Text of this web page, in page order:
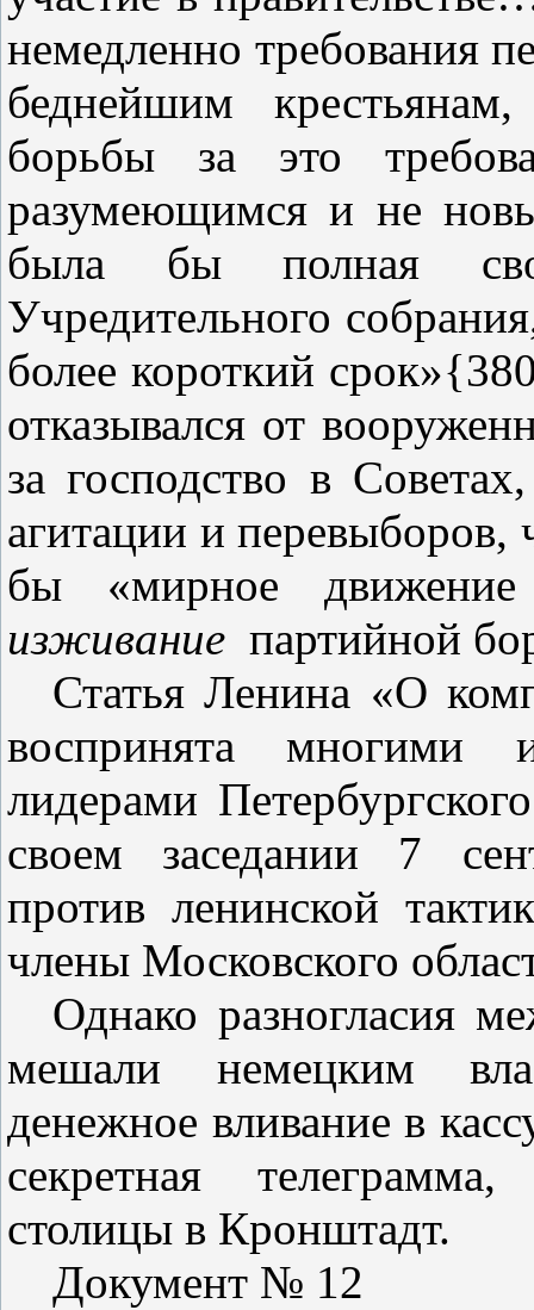
немедленно требования
беднейшим
борьбы за это
разумеющимся и не
была бы полная
Учредительного
более короткий
отказывался от
за господство в
агитации и
бы «мирное
изживание партийной
Статья Ленина «О
воспринята многими
лидерами
своем заседании 7
против ленинской
члены Московского
Однако разногласия
мешали немецким
денежное вливание в
секретная
столицы в Кронштадт.
Документ № 12